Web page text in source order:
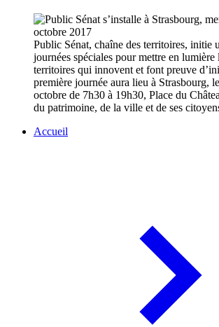
Public Sénat, chaîne des territoires, initie
journées spéciales pour mettre en lumière
territoires qui innovent et font preuve
première journée aura lieu à Strasbourg,
octobre de 7h30 à 19h30, Place du
du patrimoine, de la ville et de ses
Accueil